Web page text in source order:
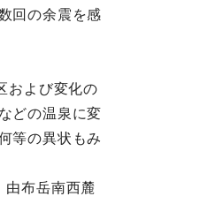
回の余震を感
および変化の
どの温泉に変
等の異状もみ
由布岳南西麓